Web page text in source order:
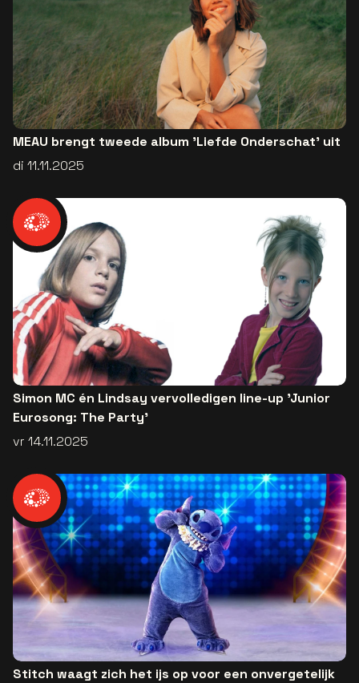
MEAU brengt tweede album 'Liefde Onderschat' uit
di 11.11.2025
Simon MC én Lindsay vervolledigen line-up 'Junior
Eurosong: The Party'
vr 14.11.2025
Stitch waagt zich het ijs op voor een onvergetelijk